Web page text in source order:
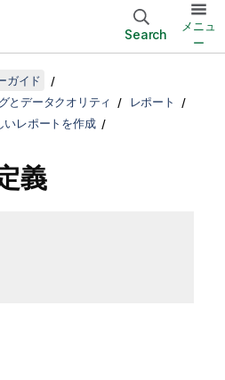
Search
メニュ
ー
ガイド
とデータクオリティ
レポート
いレポートを作成
義